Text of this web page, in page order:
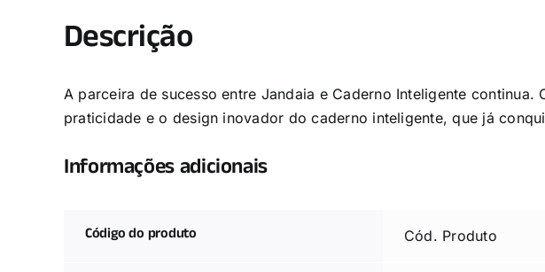
Descrição
A parceira de sucesso entre Jandaia e Caderno Inteligente
praticidade e o design inovador do caderno inteligente, que já
Informações adicionais
Código do produto Cód. Produto